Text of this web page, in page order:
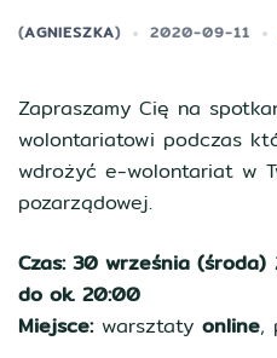
(AGNIESZKA) 2020-09-11
Zapraszamy Cię na
wolontariatowi podczas
wdrożyć e-wolontariat w
pozarządowej.
Czas: 30 września (środa)
do ok. 20:00
Miejsce:warsztaty online,